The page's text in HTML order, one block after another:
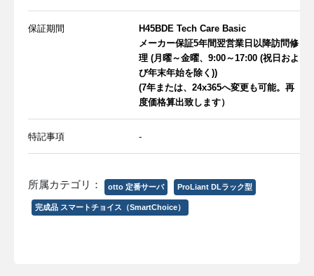
保証期間
H45BDE Tech Care Basic
メーカー保証5年間翌営業日以降訪問修
理 (月曜～金曜、9:00～17:00 (祝日およ
び年末年始を除く))
(7年または、24x365へ変更も可能。再
度価格算出致します）
特記事項 -
所属カテゴリ： otto 定番サーバ ProLiant DLラック型
完成品 スマートチョイス（SmartChoice）